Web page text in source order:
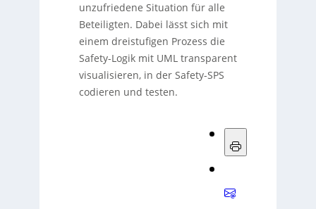
unzufriedene Situation für alle
Beteiligten. Dabei lässt sich mit
einem dreistufigen Prozess die
Safety-Logik mit UML transparent
visualisieren, in der Safety-SPS
codieren und testen.